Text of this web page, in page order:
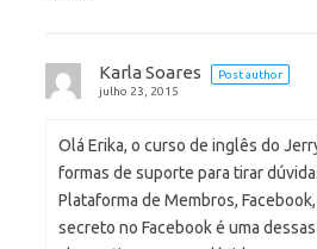
Karla Soares
Post author
julho 23, 2015
Olá Erika, o curso de inglês do
formas de suporte para tirar
Plataforma de Membros,
secreto no Facebook é uma